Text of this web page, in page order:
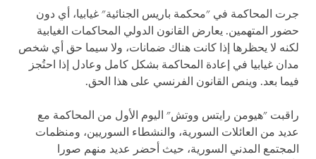
جرت المحاكمة في "محكمة باريس الجنائية" غيابيا، أي دون
حضور المتهمين. يعارض القانون الدولي المحاكمات الغيابية
لكنه لا يحظرها إذا كانت هناك ضمانات، ولا سيما حق أي شخص
مدان غيابيا في إعادة المحاكمة بشكل كامل وعادل إذا احتُجز
فيما بعد. وينص القانون الفرنسي على هذا الحق.
راقبت "هيومن رايتس ووتش" اليوم الأول من المحاكمة مع
عديد من العائلات السورية، والنشطاء السوريين، ومنظمات
المجتمع المدني السورية، حيث أحضر عديد منهم صورا